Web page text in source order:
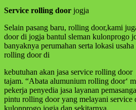
Service rolling door jogja
Selain pasang baru, rolling door,kami
door di jogja bantul sleman kulonprogo
banyaknya perumahan serta lokasi
rolling door di
kebutuhan akan jasa service rolling
tajam. “Abata alumunium rolling door‘
pekerja penyedia jasa layanan
pintu rolling door yang melayani service